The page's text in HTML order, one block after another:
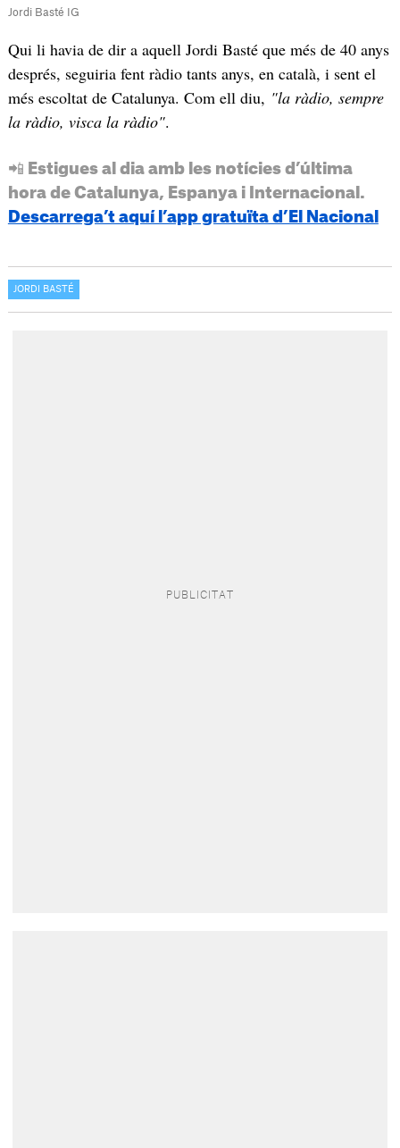
Jordi Basté IG
Qui li havia de dir a aquell Jordi Basté que més de 40 anys
després, seguiria fent ràdio tants anys, en català, i sent el
més escoltat de Catalunya. Com ell diu, "la ràdio, sempre
la ràdio, visca la ràdio".
📲 Estigues al dia amb les notícies d’última
hora de Catalunya, Espanya i Internacional.
Descarrega’t aquí l’app gratuïta d’El Nacional
JORDI BASTÉ